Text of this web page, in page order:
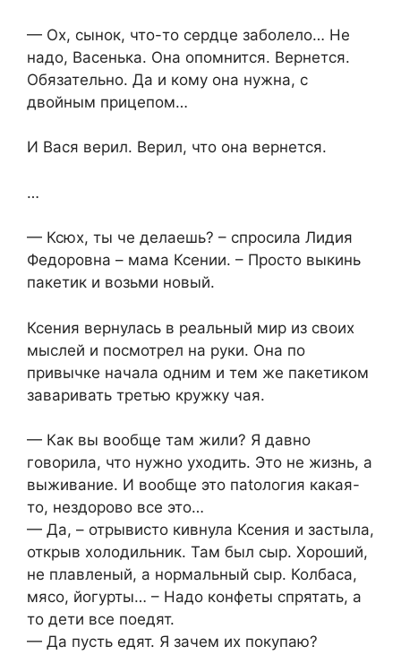
— Ох, сынок, что-то сердце заболело… Не
надо, Васенька. Она опомнится. Вернется.
Обязательно. Да и кому она нужна, с
двойным прицепом…
И Вася верил. Верил, что она вернется.
…
— Ксюх, ты че делаешь? – спросила Лидия
Федоровна – мама Ксении. – Просто выкинь
пакетик и возьми новый.
Ксения вернулась в реальный мир из своих
мыслей и посмотрел на руки. Она по
привычке начала одним и тем же пакетиком
заваривать третью кружку чая.
— Как вы вообще там жили? Я давно
говорила, что нужно уходить. Это не жизнь, а
выживание. И вообще это паtология какая-
то, нездорово все это…
— Да, – отрывисто кивнула Ксения и застыла,
открыв холодильник. Там был сыр. Хороший,
не плавленый, а нормальный сыр. Колбаса,
мясо, йогурты… – Надо конфеты спрятать, а
то дети все поедят.
— Да пусть едят. Я зачем их покупаю?